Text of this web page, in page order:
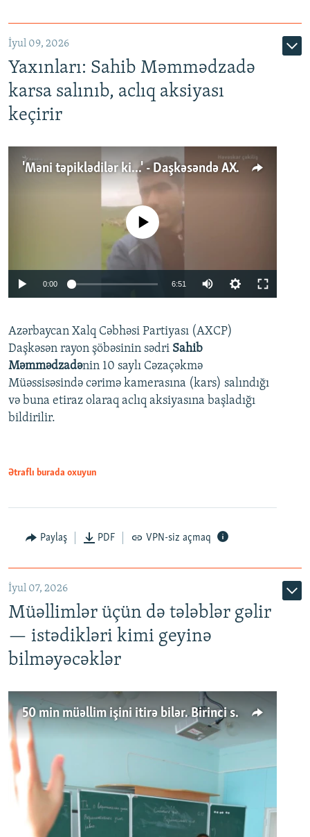
İyul 09, 2026
Yaxınları: Sahib Məmmədzadə
karsa salınıb, aclıq aksiyası
keçirir
'Məni təpiklədilər ki...' - Daşkəsəndə AXCP fəalının yaxınları onun həbsinə etiraz edirlər
Auto 240p 360p
720p 1080p
No media source currently available
0:00 6:51
360p
720p
1080p
Azərbaycan Xalq Cəbhəsi Partiyası (AXCP)
Daşkəsən rayon şöbəsinin sədri Sahib
Məmmədzadənin 10 saylı Cəzaçəkmə
Müəssisəsində cərimə kamerasına (kars) salındığı
və buna etiraz olaraq aclıq aksiyasına başladığı
bildirilir.
Ətraflı burada oxuyun
Paylaş PDF VPN-siz açmaq
İyul 07, 2026
Müəllimlər üçün də tələblər gəlir
— istədikləri kimi geyinə
bilməyəcəklər
50 min müəllim işini itirə bilər. Birinci sinfə gedənlər azalır